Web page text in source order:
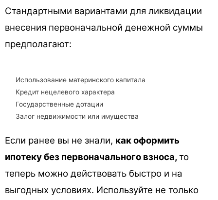
Стандартными вариантами для ликвидации
внесения первоначальной денежной суммы
предполагают:
Использование материнского капитала
Кредит нецелевого характера
Государственные дотации
Залог недвижимости или имущества
Если ранее вы не знали, как оформить
ипотеку без первоначального взноса,то
теперь можно действовать быстро и на
выгодных условиях. Используйте не только